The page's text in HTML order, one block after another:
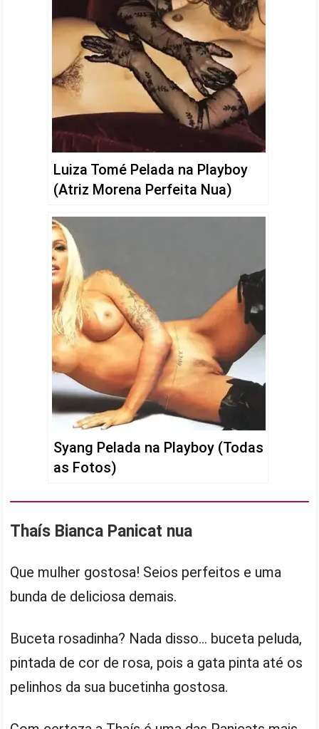
Luiza Tomé Pelada na Playboy
(Atriz Morena Perfeita Nua)
Syang Pelada na Playboy (Todas
as Fotos)
Thaís Bianca Panicat nua
Que mulher gostosa! Seios perfeitos e uma
bunda de deliciosa demais.
Buceta rosadinha? Nada disso… buceta peluda,
pintada de cor de rosa, pois a gata pinta até os
pelinhos da sua bucetinha gostosa.